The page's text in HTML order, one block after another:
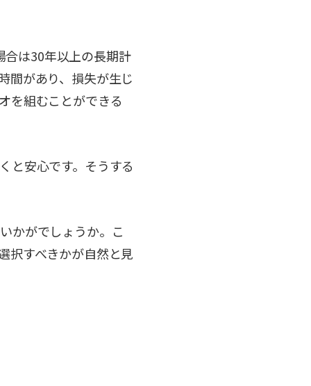
合は30年以上の長期計
間があり、損失が生じ
を組むことができる
と安心です。そうする
かがでしょうか。こ
択すべきかが自然と見